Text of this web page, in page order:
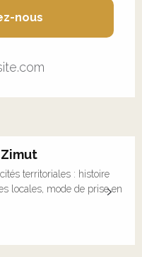
nous
territoriales : histoire
locales, mode de prise en